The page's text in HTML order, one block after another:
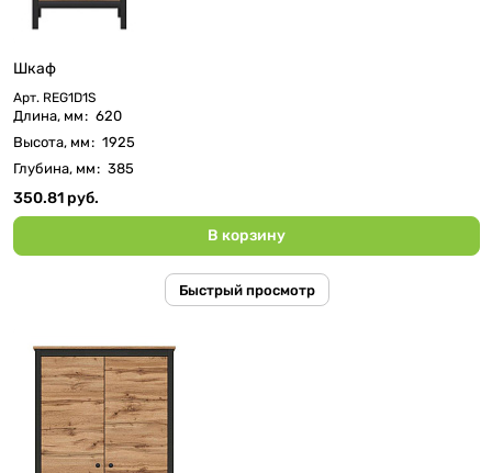
Шкаф
Арт. REG1D1S
Длина, мм: 620
Высота, мм: 1925
Глубина, мм: 385
350.81 руб.
В корзину
Быстрый просмотр